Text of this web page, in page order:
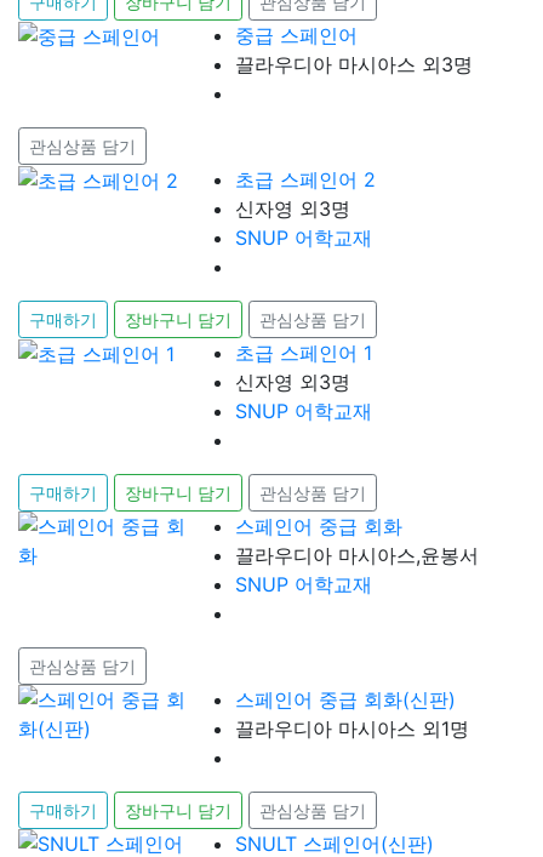
중급 스페인어
끌라우디아 마시아스 외3명
관심상품 담기
초급 스페인어 2
신자영 외3명
SNUP 어학교재
구매하기 장바구니 담기 관심상품 담기
초급 스페인어 1
신자영 외3명
SNUP 어학교재
구매하기 장바구니 담기 관심상품 담기
스페인어 중급 회화
끌라우디아 마시아스,윤봉서
SNUP 어학교재
관심상품 담기
스페인어 중급 회화(신판)
끌라우디아 마시아스 외1명
구매하기 장바구니 담기 관심상품 담기
SNULT 스페인어(신판)